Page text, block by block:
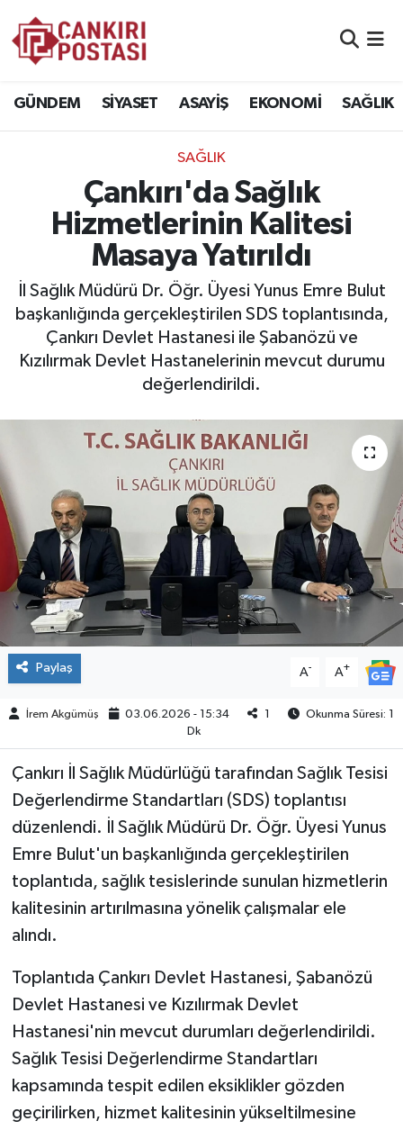
GÜNDEM SİYASET ASAYİŞ EKONOMİ SAĞLIK
SAĞLIK
Çankırı'da Sağlık
Hizmetlerinin Kalitesi
Masaya Yatırıldı
İl Sağlık Müdürü Dr. Öğr. Üyesi Yunus Emre Bulut
başkanlığında gerçekleştirilen SDS toplantısında,
Çankırı Devlet Hastanesi ile Şabanözü ve
Kızılırmak Devlet Hastanelerinin mevcut durumu
değerlendirildi.
Paylaş A- A+
İrem Akgümüş 03.06.2026 - 15:34
Okunma Süresi: 1
Dk
Çankırı İl Sağlık Müdürlüğü tarafından Sağlık Tesisi
Değerlendirme Standartları (SDS) toplantısı
düzenlendi. İl Sağlık Müdürü Dr. Öğr. Üyesi Yunus
Emre Bulut'un başkanlığında gerçekleştirilen
toplantıda, sağlık tesislerinde sunulan hizmetlerin
kalitesinin artırılmasına yönelik çalışmalar ele
alındı.
Toplantıda Çankırı Devlet Hastanesi, Şabanözü
Devlet Hastanesi ve Kızılırmak Devlet
Hastanesi'nin mevcut durumları değerlendirildi.
Sağlık Tesisi Değerlendirme Standartları
kapsamında tespit edilen eksiklikler gözden
geçirilirken, hizmet kalitesinin yükseltilmesine
EKONOMİ
SAĞLIK
SPOR
EĞİTİM
ÇEVRE
RESMİ İLANLAR
KÜLTÜR
TURİZM
MAGAZİN
VEFAT
BÖLGE
TÜRKİYE
DÜNYA
Trafik Durumu
Süper Lig Puan Durumu ve Fikstür
Tüm Manşetler
Son Dakika Haberleri